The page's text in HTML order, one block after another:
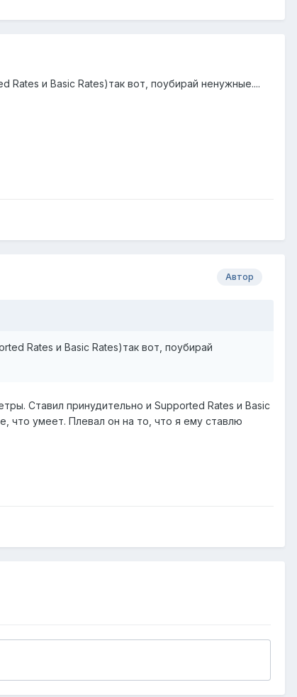
Rates и Basic Rates)так вот, поубирай ненужные....
Автор
Rates и Basic Rates)так вот, поубирай
Ставил принудительно и Supported Rates и Basic
что умеет. Плевал он на то, что я ему ставлю